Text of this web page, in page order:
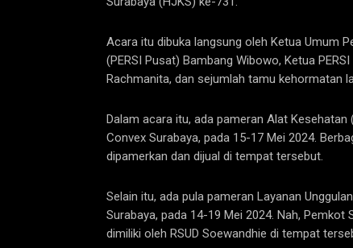
Acara itu dibuka langsung oleh Ketua Umum
(PERSI Pusat) Bambang Wibowo, Ketua
Rachmanita, dan sejumlah tamu kehormatan
Dalam acara itu, ada pameran Alat
Convex Surabaya, pada 15-17 Mei 2024.
dipamerkan dan dijual di tempat tersebut.
Selain itu, ada pula pameran Layanan
Surabaya, pada 14-19 Mei 2024. Nah,
dimiliki oleh RSUD Soewandhie di tempat